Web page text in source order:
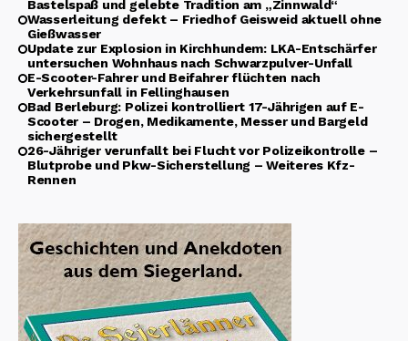
Bastelspaß und gelebte Tradition am „Zinnwald“
Wasserleitung defekt – Friedhof Geisweid aktuell ohne
Gießwasser
Update zur Explosion in Kirchhundem: LKA-Entschärfer
untersuchen Wohnhaus nach Schwarzpulver-Unfall
E-Scooter-Fahrer und Beifahrer flüchten nach
Verkehrsunfall in Fellinghausen
Bad Berleburg: Polizei kontrolliert 17-Jährigen auf E-
Scooter – Drogen, Medikamente, Messer und Bargeld
sichergestellt
26-Jähriger verunfallt bei Flucht vor Polizeikontrolle –
Blutprobe und Pkw-Sicherstellung – Weiteres Kfz-
Rennen